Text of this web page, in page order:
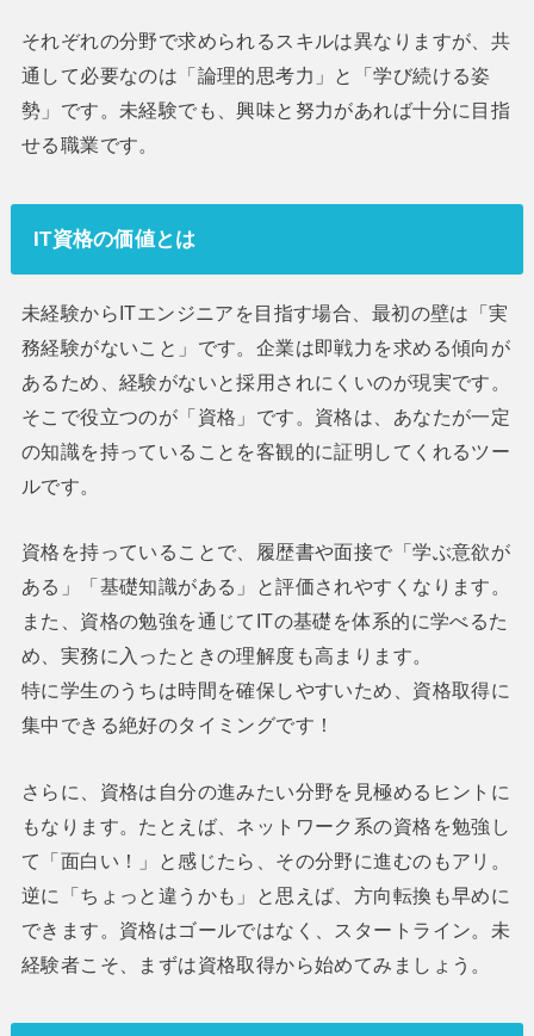
それぞれの分野で求められるスキルは異なりますが、共
通して必要なのは「論理的思考力」と「学び続ける姿
勢」です。未経験でも、興味と努力があれば十分に目指
せる職業です。
IT資格の価値とは
未経験からITエンジニアを目指す場合、最初の壁は「実
務経験がないこと」です。企業は即戦力を求める傾向が
あるため、経験がないと採用されにくいのが現実です。
そこで役立つのが「資格」です。資格は、あなたが一定
の知識を持っていることを客観的に証明してくれるツー
ルです。
資格を持っていることで、履歴書や面接で「学ぶ意欲が
ある」「基礎知識がある」と評価されやすくなります。
また、資格の勉強を通じてITの基礎を体系的に学べるた
め、実務に入ったときの理解度も高まります。
特に学生のうちは時間を確保しやすいため、資格取得に
集中できる絶好のタイミングです！
さらに、資格は自分の進みたい分野を見極めるヒントに
もなります。たとえば、ネットワーク系の資格を勉強し
て「面白い！」と感じたら、その分野に進むのもアリ。
逆に「ちょっと違うかも」と思えば、方向転換も早めに
できます。資格はゴールではなく、スタートライン。未
経験者こそ、まずは資格取得から始めてみましょう。